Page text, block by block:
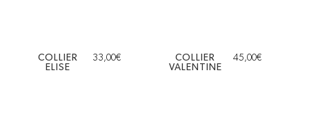
COLLIER
ELISE
33,00€
COLLIER
VALENTINE
45,00€